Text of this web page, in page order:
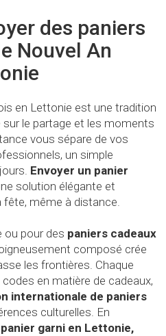
des paniers
Nouvel An
en Lettonie est une tradition
le partage et les moments
vous sépare de vos
un simple
Envoyer un panier
solution élégante et
fête, même à distance.
ou pour des paniers cadeaux
composé crée
les frontières. Chaque
en matière de cadeaux,
internationale de paniers
culturelles. En
panier garni en Lettonie,